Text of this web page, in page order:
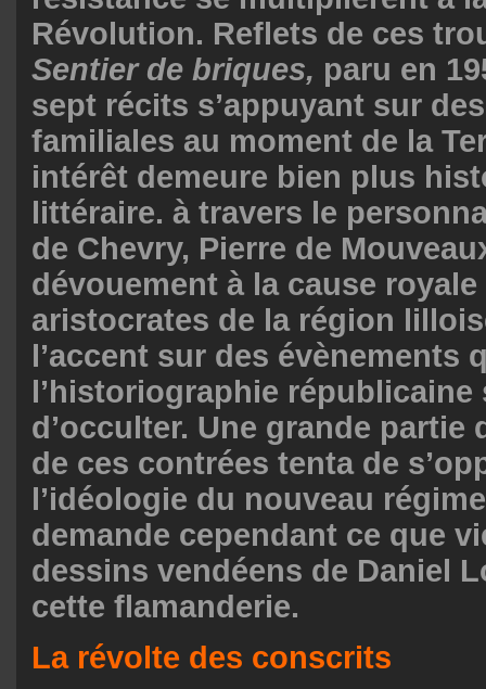
Révolution. Reflets de ces
Sentier de briques, paru en
sept récits s’appuyant sur
familiales au moment de la
intérêt demeure bien plus
littéraire. à travers le
de Chevry, Pierre de
dévouement à la cause royale
aristocrates de la région
l’accent sur des évènements
l’historiographie républicaine
d’occulter. Une grande partie
de ces contrées tenta de
l’idéologie du nouveau
demande cependant ce que
dessins vendéens de Daniel
cette flamanderie.
La révolte des conscrits